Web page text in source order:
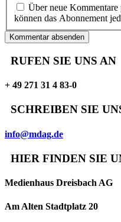
Über neue
können das Abonnement
Kommentar absenden
RUFEN SIE UNS AN
+ 49 271 31 4 83-0
SCHREIBEN SIE
info@mdag.de
HIER FINDEN SIE
Medienhaus Dreisbach AG
Am Alten Stadtplatz 20